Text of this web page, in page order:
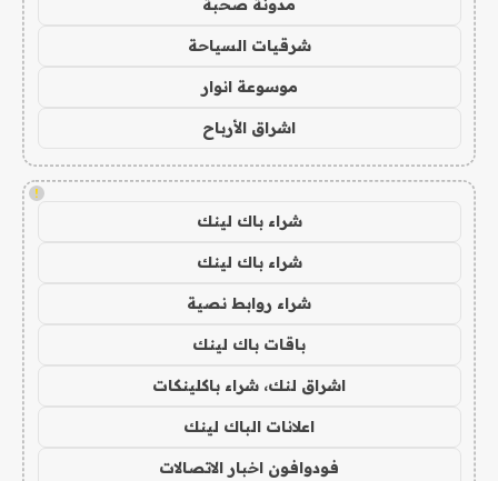
مدونة صحبة
شرقيات السياحة
موسوعة انوار
اشراق الأرباح
!
شراء باك لينك
شراء باك لينك
شراء روابط نصية
باقات باك لينك
اشراق لنك، شراء باكلينكات
اعلانات الباك لينك
فودوافون اخبار الاتصالات